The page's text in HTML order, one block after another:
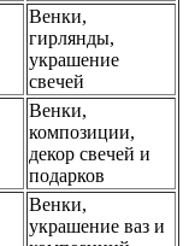
Венки,
гирлянды,
украшение
свечей
Венки,
композиции,
декор свечей и
подарков
Венки,
украшение ваз и